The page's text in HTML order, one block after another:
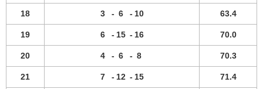
18 3 - 6 - 10 63.4
19 6 - 15 - 16 70.0
20 4 - 6 - 8 70.3
21 7 - 12 - 15 71.4